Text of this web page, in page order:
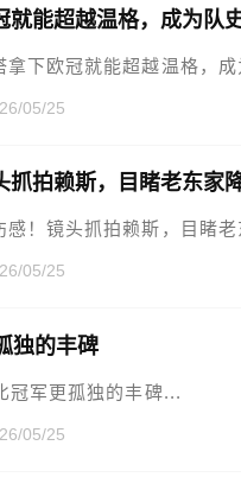
就能超越温格，成为队
下欧冠就能超越温格，
05/25
拍赖斯，目睹老东家
！镜头抓拍赖斯，目睹
05/25
独的丰碑
冠军更孤独的丰碑...
05/25